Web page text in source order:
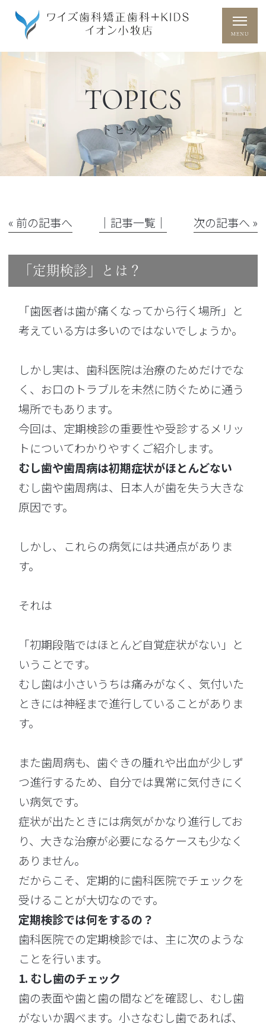
TOPICS
トピックス
« 前の記事へ │記事一覧│ 次の記事へ »
「定期検診」とは？
「歯医者は歯が痛くなってから行く場所」と
考えている方は多いのではないでしょうか。
しかし実は、歯科医院は治療のためだけでな
く、お口のトラブルを未然に防ぐために通う
場所でもあります。
今回は、定期検診の重要性や受診するメリッ
トについてわかりやすくご紹介します。
むし歯や歯周病は初期症状がほとんどない
むし歯や歯周病は、日本人が歯を失う大きな
原因です。
しかし、これらの病気には共通点がありま
す。
それは
「初期段階ではほとんど自覚症状がない」と
いうことです。
むし歯は小さいうちは痛みがなく、気付いた
ときには神経まで進行していることがありま
す。
また歯周病も、歯ぐきの腫れや出血が少しず
つ進行するため、自分では異常に気付きにく
い病気です。
症状が出たときには病気がかなり進行してお
り、大きな治療が必要になるケースも少なく
ありません。
だからこそ、定期的に歯科医院でチェックを
受けることが大切なのです。
定期検診では何をするの？
歯科医院での定期検診では、主に次のような
ことを行います。
1. むし歯のチェック
歯の表面や歯と歯の間などを確認し、むし歯
がないか調べます。小さなむし歯であれば、